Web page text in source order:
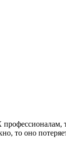
то оно